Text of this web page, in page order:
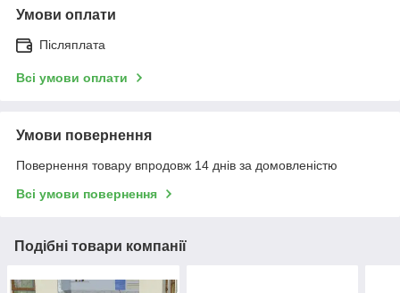
Умови оплати
Післяплата
Всі умови оплати
Умови повернення
Повернення товару впродовж 14 днів за домовленістю
Всі умови повернення
Подібні товари компанії